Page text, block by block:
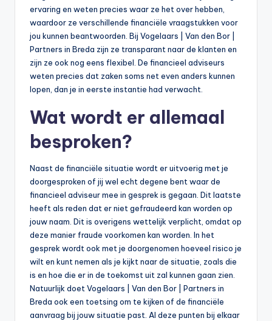
ervaring en weten precies waar ze het over hebben,
waardoor ze verschillende financiële vraagstukken voor
jou kunnen beantwoorden. Bij Vogelaars | Van den Bor |
Partners in Breda zijn ze transparant naar de klanten en
zijn ze ook nog eens flexibel. De financieel adviseurs
weten precies dat zaken soms net even anders kunnen
lopen, dan je in eerste instantie had verwacht.
Wat wordt er allemaal
besproken?
Naast de financiële situatie wordt er uitvoerig met je
doorgesproken of jij wel echt degene bent waar de
financieel adviseur mee in gesprek is gegaan. Dit laatste
heeft als reden dat er niet gefraudeerd kan worden op
jouw naam. Dit is overigens wettelijk verplicht, omdat op
deze manier fraude voorkomen kan worden. In het
gesprek wordt ook met je doorgenomen hoeveel risico je
wilt en kunt nemen als je kijkt naar de situatie, zoals die
is en hoe die er in de toekomst uit zal kunnen gaan zien.
Natuurlijk doet Vogelaars | Van den Bor | Partners in
Breda ook een toetsing om te kijken of de financiële
aanvraag bij jouw situatie past. Al deze punten bij elkaar